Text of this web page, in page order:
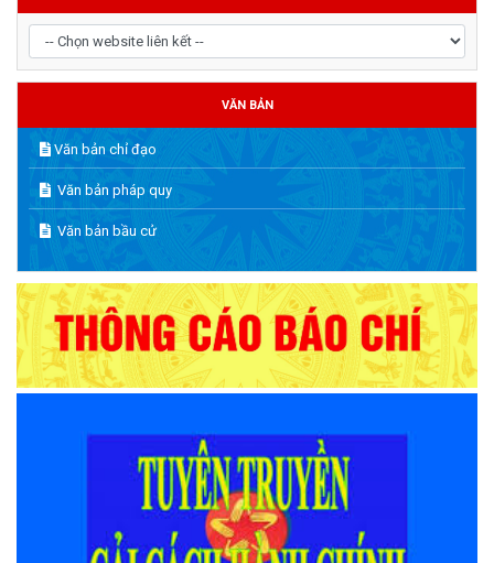
VĂN BẢN
Văn bản chỉ đạo
Văn bản pháp quy
Văn bản bầu cử